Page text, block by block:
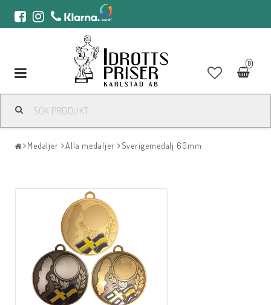
0
Toggle
navigation
Medaljer Alla medaljer Sverigemedalj 60mm